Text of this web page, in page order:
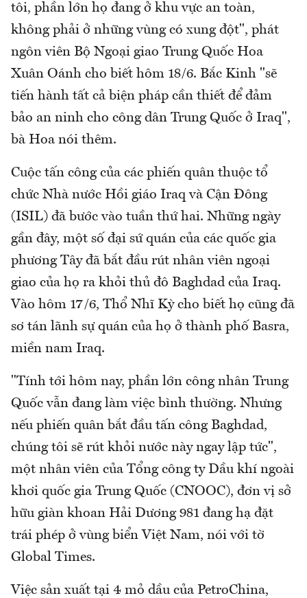
tôi, phần lớn họ đang ở khu vực an toàn,
không phải ở những vùng có xung đột", phát
ngôn viên Bộ Ngoại giao Trung Quốc Hoa
Xuân Oánh cho biết hôm 18/6. Bắc Kinh "sẽ
tiến hành tất cả biện pháp cần thiết để đảm
bảo an ninh cho công dân Trung Quốc ở Iraq",
bà Hoa nói thêm.
Cuộc tấn công của các phiến quân thuộc tổ
chức Nhà nước Hồi giáo Iraq và Cận Đông
(ISIL) đã bước vào tuần thứ hai. Những ngày
gần đây, một số đại sứ quán của các quốc gia
phương Tây đã bắt đầu rút nhân viên ngoại
giao của họ ra khỏi thủ đô Baghdad của Iraq.
Vào hôm 17/6, Thổ Nhĩ Kỳ cho biết họ cũng đã
sơ tán lãnh sự quán của họ ở thành phố Basra,
miền nam Iraq.
"Tính tới hôm nay, phần lớn công nhân Trung
Quốc vẫn đang làm việc bình thường. Nhưng
nếu phiến quân bắt đầu tấn công Baghdad,
chúng tôi sẽ rút khỏi nước này ngay lập tức",
một nhân viên của Tổng công ty Dầu khí ngoài
khơi quốc gia Trung Quốc (CNOOC), đơn vị sở
hữu giàn khoan Hải Dương 981 đang hạ đặt
trái phép ở vùng biển Việt Nam, nói với tờ
Global Times.
Việc sản xuất tại 4 mỏ dầu của PetroChina,